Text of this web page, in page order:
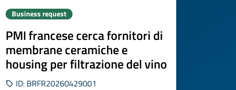
Business request
PMI francese cerca fornitori di
membrane ceramiche e
housing per filtrazione del vino
ID: BRFR20260429001